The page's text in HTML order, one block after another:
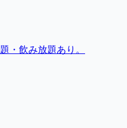
・飲み放題あり。